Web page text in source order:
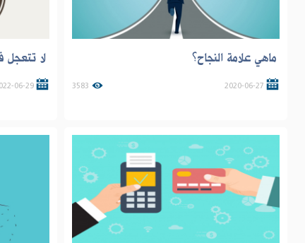
ماهي علامة النجاح؟
2020-06-27
3583
لا
06-29